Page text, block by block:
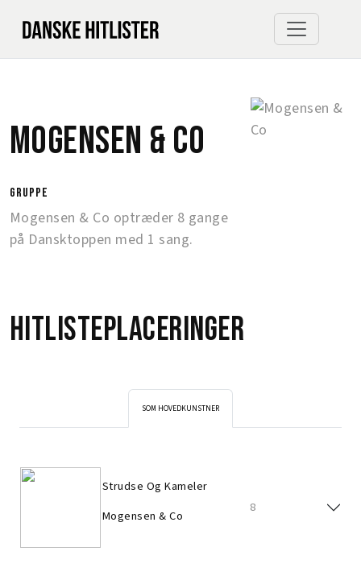
Mogensen & Co
gruppe
Mogensen & Co optræder 8 gange
på Dansktoppen med 1 sang.
Hitlisteplaceringer
SOM HOVEDKUNSTNER
Strudse Og Kameler
Mogensen & Co
8